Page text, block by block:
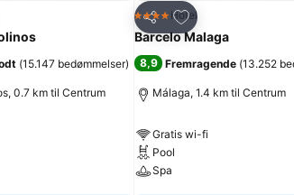
Visa, Diners Club og MasterCard.
(15.147 bedømmelser)
0.7 km til Centrum
Del
Føj til favoritter
4 StjernerHotel
Barcelo Malaga
8,9 Fremragende (13.252
Málaga, 1.4 km til Centrum
Gratis wi-fi
Pool
Spa